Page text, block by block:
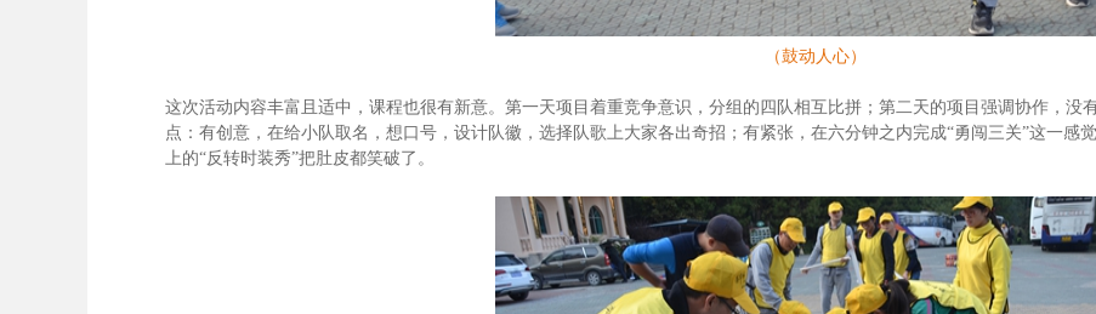
（鼓动人心）
这次活动内容丰富且适中，课程也很有新意。第一天项目着重竞争意识，分组的四队相互比拼；第二天的项目强调协作，没
点：有创意，在给小队取名，想口号，设计队徽，选择队歌上大家各出奇招；有紧张，在六分钟之内完成“勇闯三关”这一感
上的“反转时装秀”把肚皮都笑破了。